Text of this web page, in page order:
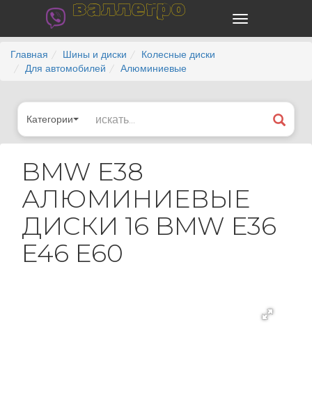
валлегро
Главная Шины и диски
Колесные диски
Для автомобилей
Алюминиевые
Категории
BMW E38
АЛЮМИНИЕВЫЕ
ДИСКИ 16 BMW E36
E46 E60